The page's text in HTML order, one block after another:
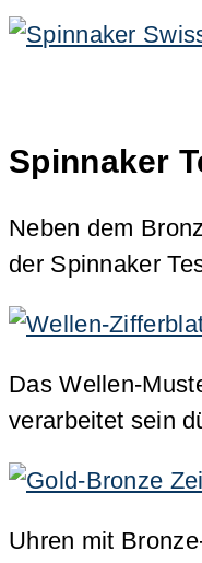
Spinnaker
Neben dem
der Spinnaker
Das Wellen-
verarbeitet sein
Uhren mit